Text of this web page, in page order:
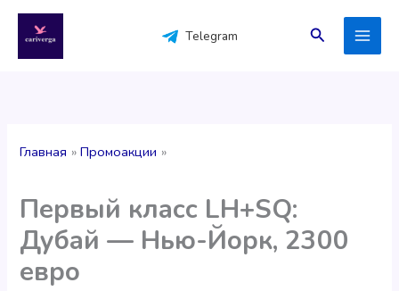
содержимому
Telegram Поиск
Главная Промоакции
Первый класс LH+SQ:
Дубай — Нью-Йорк, 2300
евро